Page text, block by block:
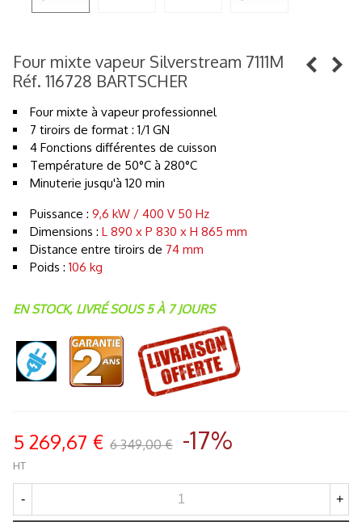
Four mixte vapeur Silverstream 7111M
Réf. 116728 BARTSCHER
Four mixte à vapeur professionnel
7 tiroirs de format : 1/1 GN
4 Fonctions différentes de cuisson
Température de 50°C à 280°C
Minuterie jusqu'à 120 min
Puissance : 9,6 kW / 400 V 50 Hz
Dimensions : L 890 x P 830 x H 865 mm
Distance entre tiroirs de 74 mm
Poids : 106 kg
EN STOCK, LIVRÉ SOUS 5 À 7 JOURS
5 269,67 € 6 349,00 € -17%
HT
- +